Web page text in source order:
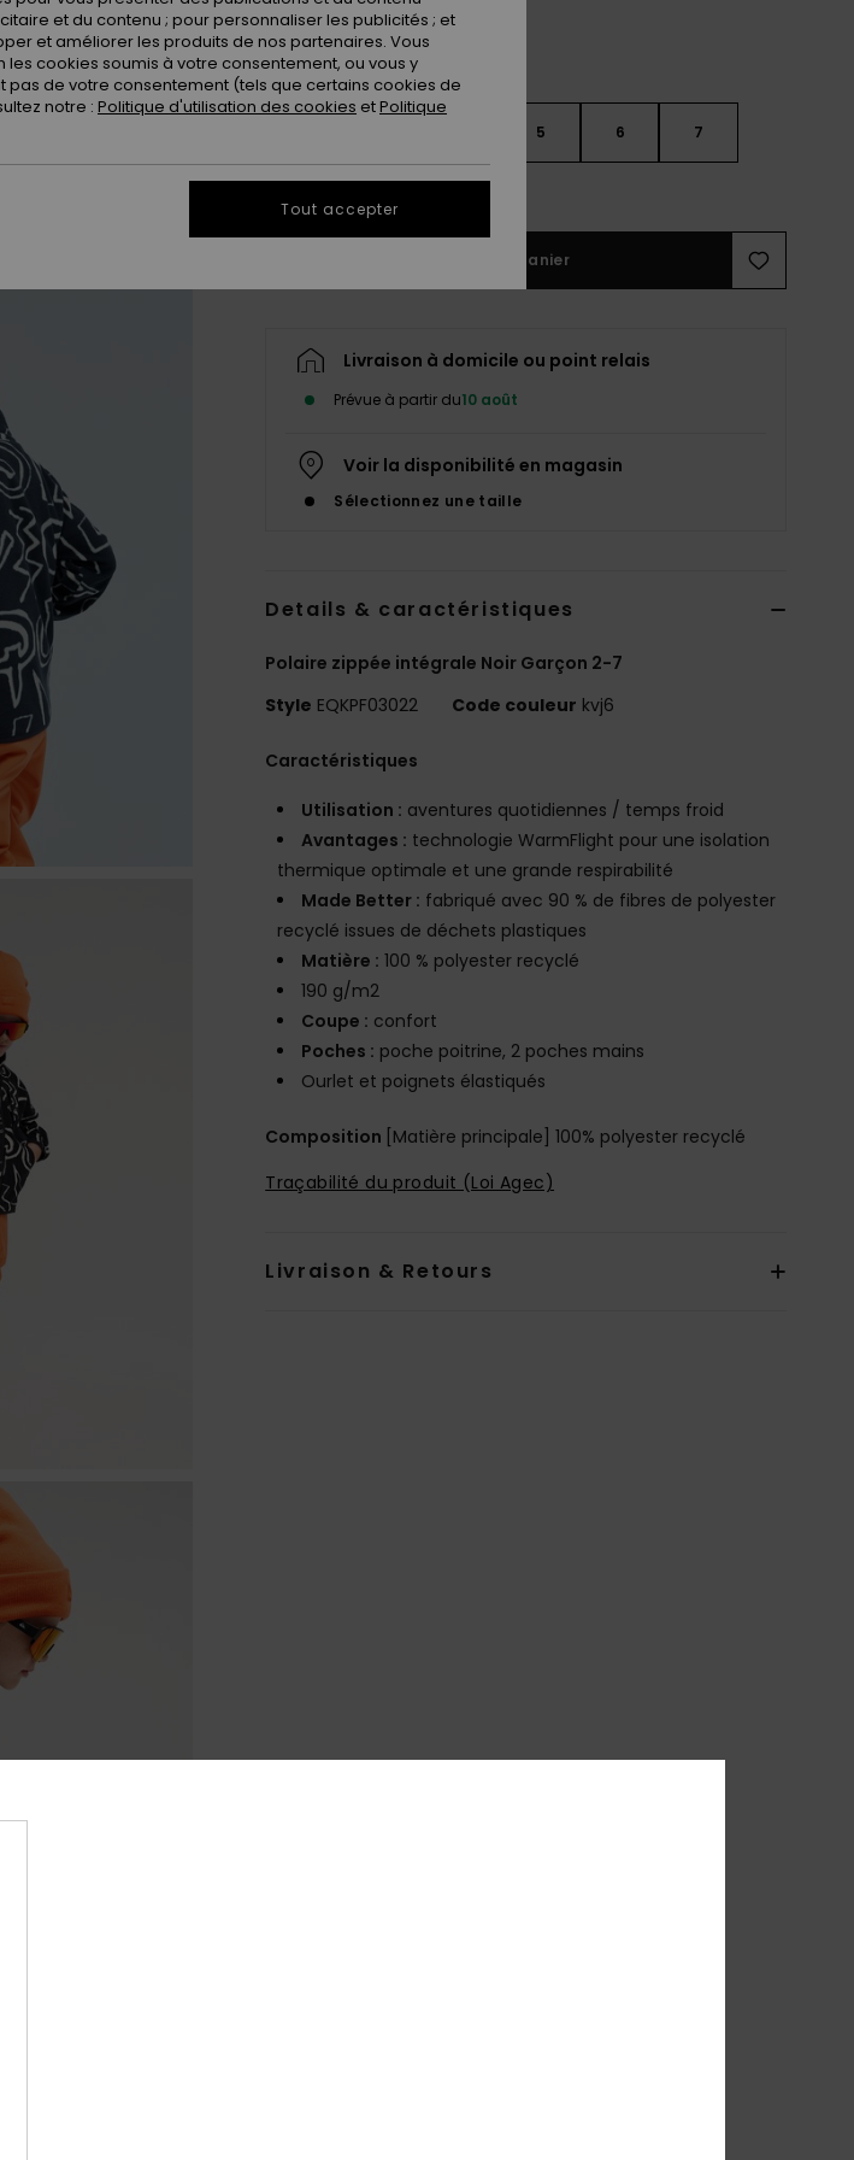
5 6 7
Ajouter au panier
Livraison à domicile ou point relais
Prévue à partir du10 août
Voir la disponibilité en magasin
Sélectionnez une taille
Details & caractéristiques
Polaire zippée intégrale Noir Garçon 2-7
Style EQKPF03022 Code couleur kvj6
Caractéristiques
Utilisation : aventures quotidiennes / temps froid
Avantages : technologie WarmFlight pour une isolation
thermique optimale et une grande respirabilité
Made Better : fabriqué avec 90 % de fibres de polyester
recyclé issues de déchets plastiques
Matière : 100 % polyester recyclé
190 g/m2
Coupe : confort
Poches : poche poitrine, 2 poches mains
Ourlet et poignets élastiqués
Composition [Matière principale] 100% polyester recyclé
Traçabilité du produit (Loi Agec)
Livraison & Retours
et du contenu ; pour personnaliser les publicités ; et
et améliorer les produits de nos partenaires. Vous
cookies soumis à votre consentement, ou vous y
de votre consentement (tels que certains cookies de
notre : Politique d'utilisation des cookies etPolitique
Tout accepter